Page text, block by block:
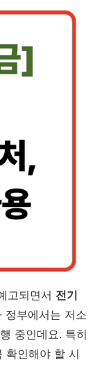
고되면서 전기
정부에서는 저소
중인데요. 특히
확인해야 할 시